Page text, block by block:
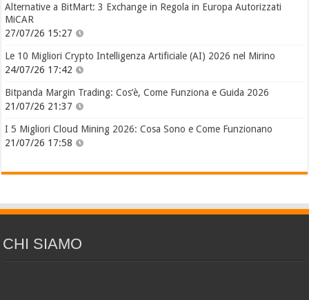
Alternative a BitMart: 3 Exchange in Regola in Europa Autorizzati
MiCAR
27/07/26 15:27
Le 10 Migliori Crypto Intelligenza Artificiale (AI) 2026 nel Mirino
24/07/26 17:42
Bitpanda Margin Trading: Cos’è, Come Funziona e Guida 2026
21/07/26 21:37
I 5 Migliori Cloud Mining 2026: Cosa Sono e Come Funzionano
21/07/26 17:58
CHI SIAMO